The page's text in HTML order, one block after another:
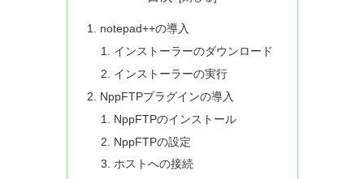
notepad++の導入
インストーラーのダウンロード
インストーラーの実行
NppFTPプラグインの導入
NppFTPのインストール
NppFTPの設定
ホストへの接続